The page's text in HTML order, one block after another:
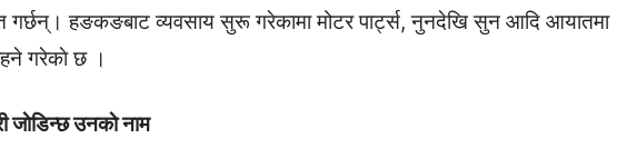
गर्छन्। हङकङबाट व्यवसाय सुरू गरेकामा मोटर पार्ट्स, नुनदेखि सुन आदि आयातमा
गरेकाे छ ।
जाेडिन्छ उनकाे नाम